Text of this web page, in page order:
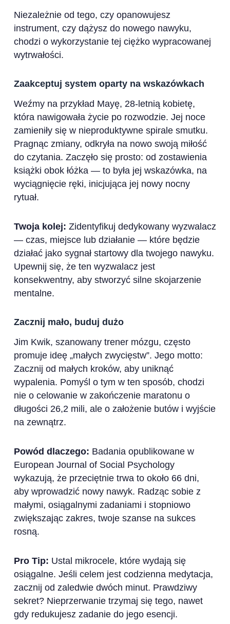
Niezależnie od tego, czy opanowujesz
instrument, czy dążysz do nowego nawyku,
chodzi o wykorzystanie tej ciężko wypracowanej
wytrwałości.
Zaakceptuj system oparty na wskazówkach
Weźmy na przykład Mayę, 28-letnią kobietę,
która nawigowała życie po rozwodzie. Jej noce
zamieniły się w nieproduktywne spirale smutku.
Pragnąc zmiany, odkryła na nowo swoją miłość
do czytania. Zaczęło się prosto: od zostawienia
książki obok łóżka — to była jej wskazówka, na
wyciągnięcie ręki, inicjująca jej nowy nocny
rytuał.
Twoja kolej: Zidentyfikuj dedykowany wyzwalacz
— czas, miejsce lub działanie — które będzie
działać jako sygnał startowy dla twojego nawyku.
Upewnij się, że ten wyzwalacz jest
konsekwentny, aby stworzyć silne skojarzenie
mentalne.
Zacznij mało, buduj dużo
Jim Kwik, szanowany trener mózgu, często
promuje ideę „małych zwycięstw”. Jego motto:
Zacznij od małych kroków, aby uniknąć
wypalenia. Pomyśl o tym w ten sposób, chodzi
nie o celowanie w zakończenie maratonu o
długości 26,2 mili, ale o założenie butów i wyjście
na zewnątrz.
Powód dlaczego: Badania opublikowane w
European Journal of Social Psychology
wykazują, że przeciętnie trwa to około 66 dni,
aby wprowadzić nowy nawyk. Radząc sobie z
małymi, osiągalnymi zadaniami i stopniowo
zwiększając zakres, twoje szanse na sukces
rosną.
Pro Tip: Ustal mikrocele, które wydają się
osiągalne. Jeśli celem jest codzienna medytacja,
zacznij od zaledwie dwóch minut. Prawdziwy
sekret? Nieprzerwanie trzymaj się tego, nawet
gdy redukujesz zadanie do jego esencji.